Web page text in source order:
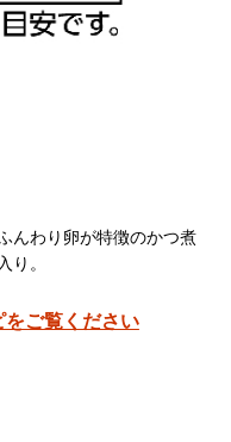
んわり卵が特徴のかつ煮
り。
をご覧ください